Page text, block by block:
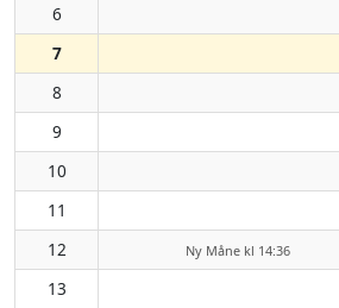
6
7
8
9
10
11
12 Ny Måne kl 14:36
13